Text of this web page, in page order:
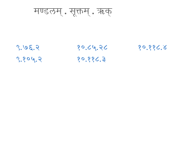
मण्डलम् . सूक्तम् . ऋक्
९.७६.२
९.१०५.२
१०.८५.२८
१०.११८.३
१०.११८.४